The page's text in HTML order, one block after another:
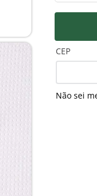
PEITO
CEP
Não sei